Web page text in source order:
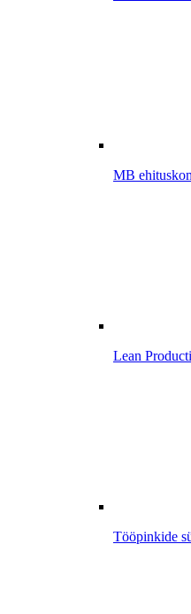
MB
Lean
Tööpinkide